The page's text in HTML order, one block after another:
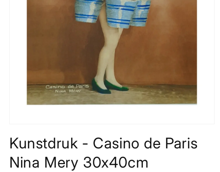
openen
in
modaal
Kunstdruk - Casino de Paris
Nina Mery 30x40cm